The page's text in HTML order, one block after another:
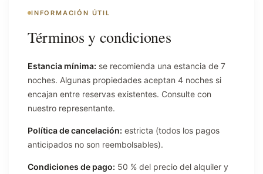
INFORMACIÓN ÚTIL
Términos y condiciones
Estancia mínima: se recomienda una estancia de 7
noches. Algunas propiedades aceptan 4 noches si
encajan entre reservas existentes. Consulte con
nuestro representante.
Política de cancelación: estricta (todos los pagos
anticipados no son reembolsables).
Condiciones de pago: 50 % del precio del alquiler y